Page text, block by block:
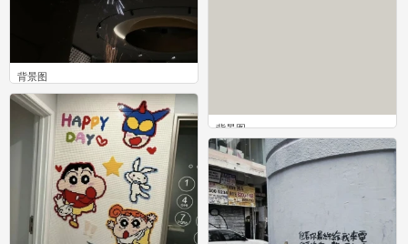
背景图
0
背景图
0